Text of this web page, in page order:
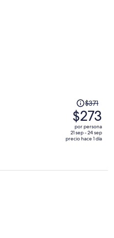
El
precio
era
de
$371
$371
$273
por persona
21 sep - 24 sep
precio hace 1 día